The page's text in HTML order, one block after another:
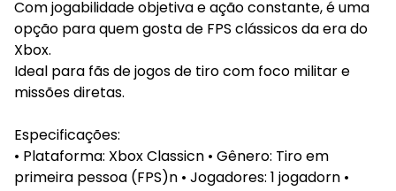
Com jogabilidade objetiva e ação constante, é uma
opção para quem gosta de FPS clássicos da era do
Xbox.
Ideal para fãs de jogos de tiro com foco militar e
missões diretas.
Especificações:
• Plataforma: Xbox Classicn • Gênero: Tiro em
primeira pessoa (FPS)n • Jogadores: 1 jogadorn •